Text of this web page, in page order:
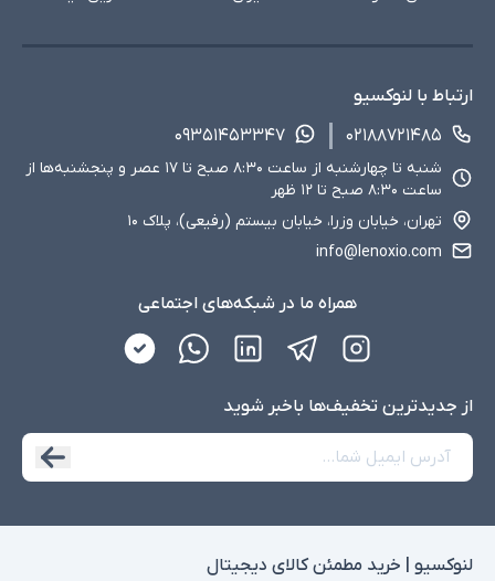
ارتباط با لنوکسیو
۰۲۱۸۸۷۲۱۴۸۵
۰۹۳۵۱۴۵۳۳۴۷
شنبه تا چهارشنبه از ساعت ۸:۳۰ صبح تا ۱۷ عصر و پنجشنبه‌ها از
ساعت ۸:۳۰ صبح تا ۱۲ ظهر
تهران، خیابان وزرا، خیابان بیستم (رفیعی)، پلاک ۱۰
info@lenoxio.com
همراه ما در شبکه‌های اجتماعی
از جدید‌ترین تخفیف‌ها با‌خبر شوید
لنوکسیو | خرید مطمئن کالای دیجیتال